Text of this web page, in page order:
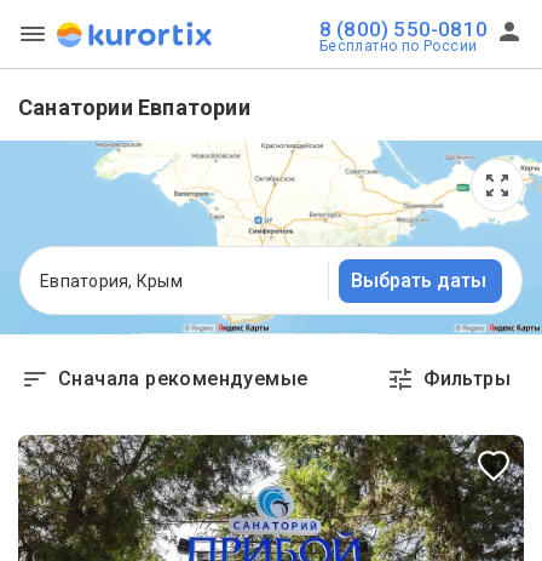
8 (800) 550-0810
Бесплатно по России
Санатории Евпатории
Евпатория, Крым Выбрать даты
Сначала рекомендуемые Фильтры